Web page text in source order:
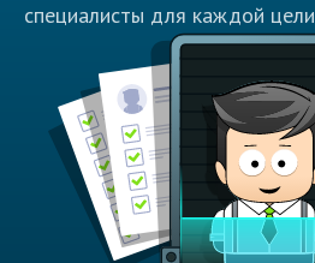
специалисты для каждой цели